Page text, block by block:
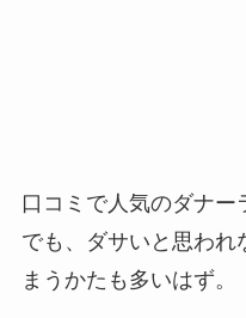
口コミで人気のダナー
でも、ダサいと思われ
まうかたも多いはず。